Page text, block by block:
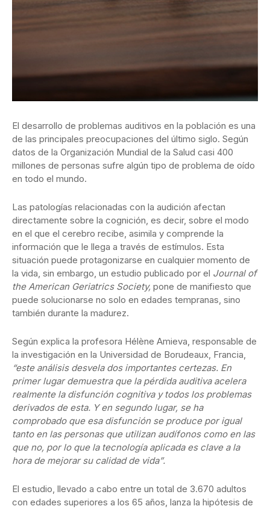
El desarrollo de problemas auditivos en la población es una
de las principales preocupaciones del último siglo. Según
datos de la Organización Mundial de la Salud casi 400
millones de personas sufre algún tipo de problema de oído
en todo el mundo.
Las patologías relacionadas con la audición afectan
directamente sobre la cognición, es decir, sobre el modo
en el que el cerebro recibe, asimila y comprende la
información que le llega a través de estímulos. Esta
situación puede protagonizarse en cualquier momento de
la vida, sin embargo, un estudio publicado por el Journal of
the American Geriatrics Society, pone de manifiesto que
puede solucionarse no solo en edades tempranas, sino
también durante la madurez.
Según explica la profesora Hélène Amieva, responsable de
la investigación en la Universidad de Borudeaux, Francia,
“este análisis desvela dos importantes certezas. En
primer lugar demuestra que la pérdida auditiva acelera
realmente la disfunción cognitiva y todos los problemas
derivados de esta. Y en segundo lugar, se ha
comprobado que esa disfunción se produce por igual
tanto en las personas que utilizan audífonos como en las
que no, por lo que la tecnología aplicada es clave a la
hora de mejorar su calidad de vida”.
El estudio, llevado a cabo entre un total de 3.670 adultos
con edades superiores a los 65 años, lanza la hipótesis de